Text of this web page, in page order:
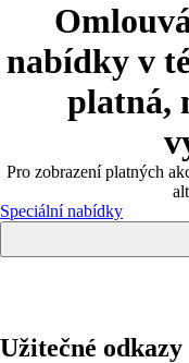
nabídky v
platná,
Pro zobrazení platných
Speciální nabídky
Užitečné odkazy